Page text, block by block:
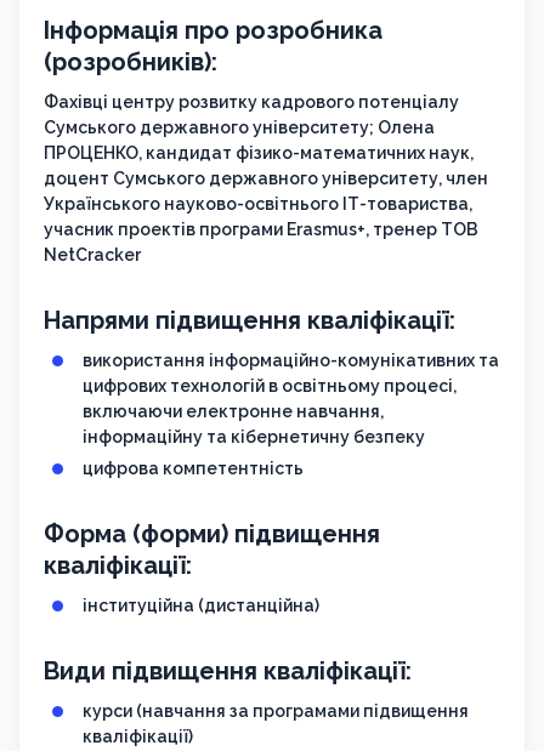
Інформація про розробника
(розробників):
Фахівці центру розвитку кадрового потенціалу
Сумського державного університету; Олена
ПРОЦЕНКО, кандидат фізико-математичних наук,
доцент Сумського державного університету, член
Українського науково-освітнього ІТ-товариства,
учасник проектів програми Erasmus+, тренер ТОВ
NetCracker
Напрями підвищення кваліфікації:
використання інформаційно-комунікативних та
цифрових технологій в освітньому процесі,
включаючи електронне навчання,
інформаційну та кібернетичну безпеку
цифрова компетентність
Форма (форми) підвищення
кваліфікації:
інституційна (дистанційна)
Види підвищення кваліфікації:
курси (навчання за програмами підвищення
кваліфікації)